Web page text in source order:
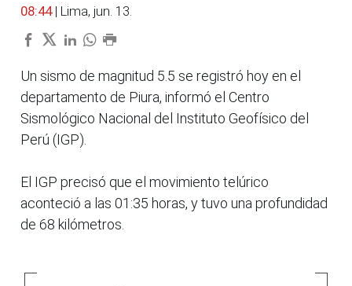
08:44 | Lima, jun. 13.
Un sismo de magnitud 5.5 se registró hoy en el
departamento de Piura, informó el Centro
Sismológico Nacional del Instituto Geofísico del
Perú (IGP).
El IGP precisó que el movimiento telúrico
aconteció a las 01:35 horas, y tuvo una profundidad
de 68 kilómetros.